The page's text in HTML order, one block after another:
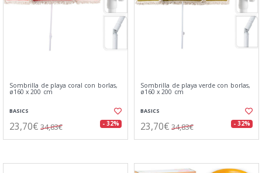
Sombrilla de playa coral con borlas,
ø160 x 200 cm
BASICS
23,70€ 34,83€ - 32%
Sombrilla de playa verde con borlas,
ø160 x 200 cm
BASICS
23,70€ 34,83€ - 32%